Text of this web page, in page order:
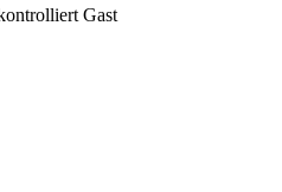
Gast